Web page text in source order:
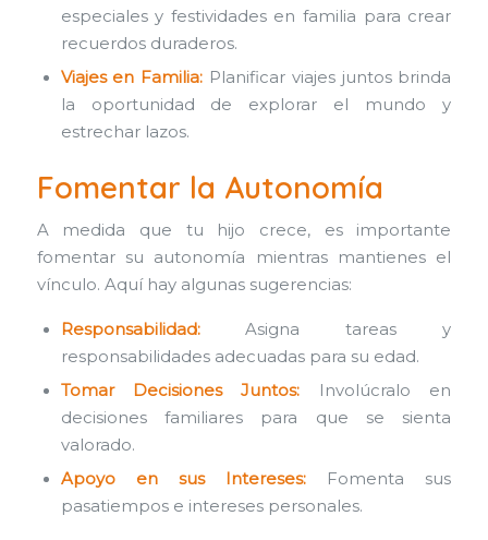
especiales y festividades en familia para crear
recuerdos duraderos.
Viajes en Familia: Planificar viajes juntos brinda
la oportunidad de explorar el mundo y
estrechar lazos.
Fomentar la Autonomía
A medida que tu hijo crece, es importante
fomentar su autonomía mientras mantienes el
vínculo. Aquí hay algunas sugerencias:
Responsabilidad:Asigna tareas y
responsabilidades adecuadas para su edad.
Tomar Decisiones Juntos: Involúcralo en
decisiones familiares para que se sienta
valorado.
Apoyo en sus Intereses: Fomenta sus
pasatiempos e intereses personales.